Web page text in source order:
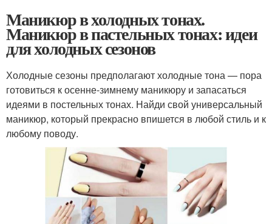
Маникюр в холодных тонах.
Маникюр в пастельных тонах: идеи
для холодных сезонов
Холодные сезоны предполагают холодные тона — пора
готовиться к осенне-зимнему маникюру и запасаться
идеями в постельных тонах. Найди свой универсальный
маникюр, который прекрасно впишется в любой стиль и к
любому поводу.